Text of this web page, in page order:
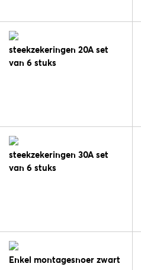
steekzekeringen 20A set
van 6 stuks
steekzekeringen 30A set
van 6 stuks
Enkel montagesnoer zwart